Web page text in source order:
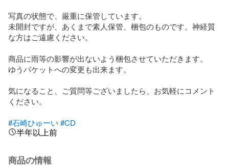
写真の状態で、厳重に保管しています。
未開封ですが、あくまで素人保管、梱包のものです。神経質
な方はご遠慮ください。
商品に雨等の影響が出ないよう梱包させていただきます。
ゆうパケットへの変更も出来ます。
気になること、ご質問等ございましたら、お気軽にコメント
ください。
#石崎ひゅーい #CD
半年以上前
商品の情報